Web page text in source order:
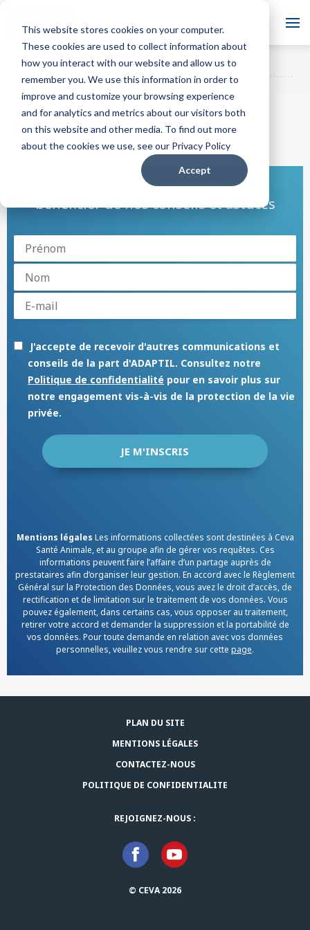
This website stores cookies on your computer.
These cookies are used to collect information about
how you interact with our website and allow us to
remember you. We use this information in order to
improve and customize your browsing experience
and for analytics and metrics about our visitors both
on this website and other media. To find out more
about the cookies we use, see our Privacy Policy
Accept
Blog
ADAPTIL Blog
Abonnez-vous à notre blog
pour bénéficier de nos
conseils et astuces
S'ABONNER
Complicite Renforcee
Abonnez-vous à notre blog pour
bénéficier de nos conseils et astuces
J'accepte de recevoir d'autres communications et
conseils de la part d'ADAPTIL. Consultez notre
Politique de confidentialité pour en savoir plus sur
notre engagement vis-à-vis de la protection de la vie
privée.
Mentions légales Les informations collectées sont destinées à Ceva
Santé Animale, et au groupe afin de gérer vos requêtes. Ces
informations peuvent faire l’affaire d’un partage auprès de
prestataires afin d’organiser leur gestion. En accord avec le Règlement
Général sur la Protection des Données, vous avez le droit d’accès, de
rectification et de limitation sur le traitement de vos données. Vous
pouvez également, dans certains cas, vous opposer au traitement,
retirer votre accord et demander la suppression et la portabilité de
vos données. Pour toute demande en relation avec vos données
personnelles, veuillez vous rendre sur cette page.
PLAN DU SITE
MENTIONS LÉGALES
CONTACTEZ-NOUS
POLITIQUE DE CONFIDENTIALITE
REJOIGNEZ-NOUS :
© CEVA 2026